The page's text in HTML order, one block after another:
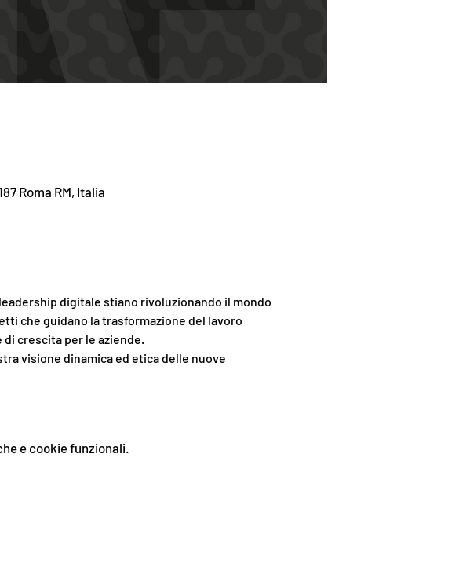
Roma RM, Italia
digitale stiano rivoluzionando il mondo
che guidano la trasformazione del lavoro
crescita per le aziende.
e cookie funzionali.